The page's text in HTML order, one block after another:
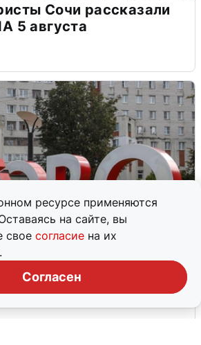
ресурсе применяются
на сайте, вы
свое согласие на их
Согласен
Сочи рассказали
5 августа
разбудил жителей